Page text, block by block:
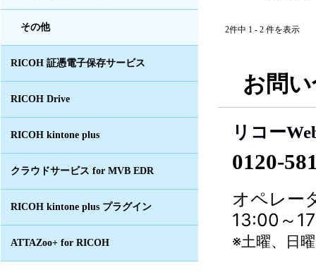
その他
RICOH 証憑電子保存サービス
RICOH Drive
RICOH kintone plus
クラウドサービス for MVB EDR
RICOH kintone plus プラグイン
ATTAZoo+ for RICOH
2件中 1 - 2 件を表示
お問
リコー
0120-
オペレー
13:00～
※土曜、日